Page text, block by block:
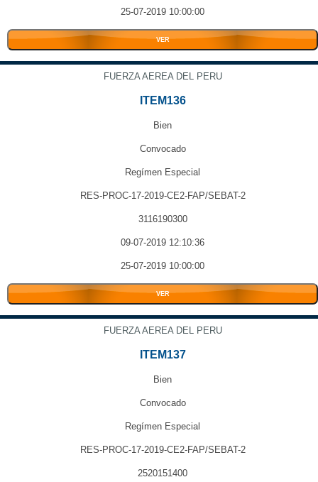
25-07-2019 10:00:00
VER
FUERZA AEREA DEL PERU
ITEM136
Bien
Convocado
Regímen Especial
RES-PROC-17-2019-CE2-FAP/SEBAT-2
3116190300
09-07-2019 12:10:36
25-07-2019 10:00:00
VER
FUERZA AEREA DEL PERU
ITEM137
Bien
Convocado
Regímen Especial
RES-PROC-17-2019-CE2-FAP/SEBAT-2
2520151400